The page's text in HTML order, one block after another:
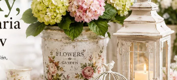
keramické vázy a svietniky?